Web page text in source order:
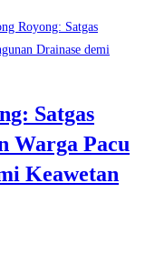
Satgas
Warga Pacu
Keawetan